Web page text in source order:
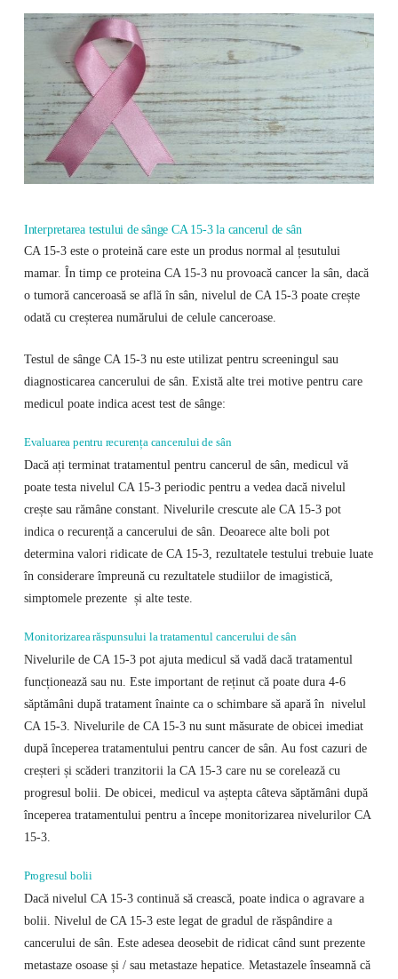
Interpretarea testului de sânge CA 15-3 la cancerul de sân
CA 15-3 este o proteină care este un produs normal al țesutului
mamar. În timp ce proteina CA 15-3 nu provoacă cancer la sân, dacă
o tumoră canceroasă se află în sân, nivelul de CA 15-3 poate crește
odată cu creșterea numărului de celule canceroase.
Testul de sânge CA 15-3 nu este utilizat pentru screeningul sau
diagnosticarea cancerului de sân. Există alte trei motive pentru care
medicul poate indica acest test de sânge:
Evaluarea pentru recurența cancerului de sân
Dacă ați terminat tratamentul pentru cancerul de sân, medicul vă
poate testa nivelul CA 15-3 periodic pentru a vedea dacă nivelul
crește sau rămâne constant. Nivelurile crescute ale CA 15-3 pot
indica o recurență a cancerului de sân. Deoarece alte boli pot
determina valori ridicate de CA 15-3, rezultatele testului trebuie luate
în considerare împreună cu rezultatele studiilor de imagistică,
simptomele prezente și alte teste.
Monitorizarea răspunsului la tratamentul cancerului de sân
Nivelurile de CA 15-3 pot ajuta medicul să vadă dacă tratamentul
funcționează sau nu. Este important de reținut că poate dura 4-6
săptămâni după tratament înainte ca o schimbare să apară în nivelul
CA 15-3. Nivelurile de CA 15-3 nu sunt măsurate de obicei imediat
după începerea tratamentului pentru cancer de sân. Au fost cazuri de
creșteri și scăderi tranzitorii la CA 15-3 care nu se corelează cu
progresul bolii. De obicei, medicul va aștepta câteva săptămâni după
începerea tratamentului pentru a începe monitorizarea nivelurilor CA
15-3.
Progresul bolii
Dacă nivelul CA 15-3 continuă să crească, poate indica o agravare a
bolii. Nivelul de CA 15-3 este legat de gradul de răspândire a
cancerului de sân. Este adesea deosebit de ridicat când sunt prezente
metastaze osoase și / sau metastaze hepatice. Metastazele înseamnă că